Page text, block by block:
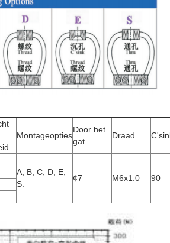
Montageopties
Door het
gat
Draad
A, B, C, D, E,
S.
¢7 M6x1.0 90